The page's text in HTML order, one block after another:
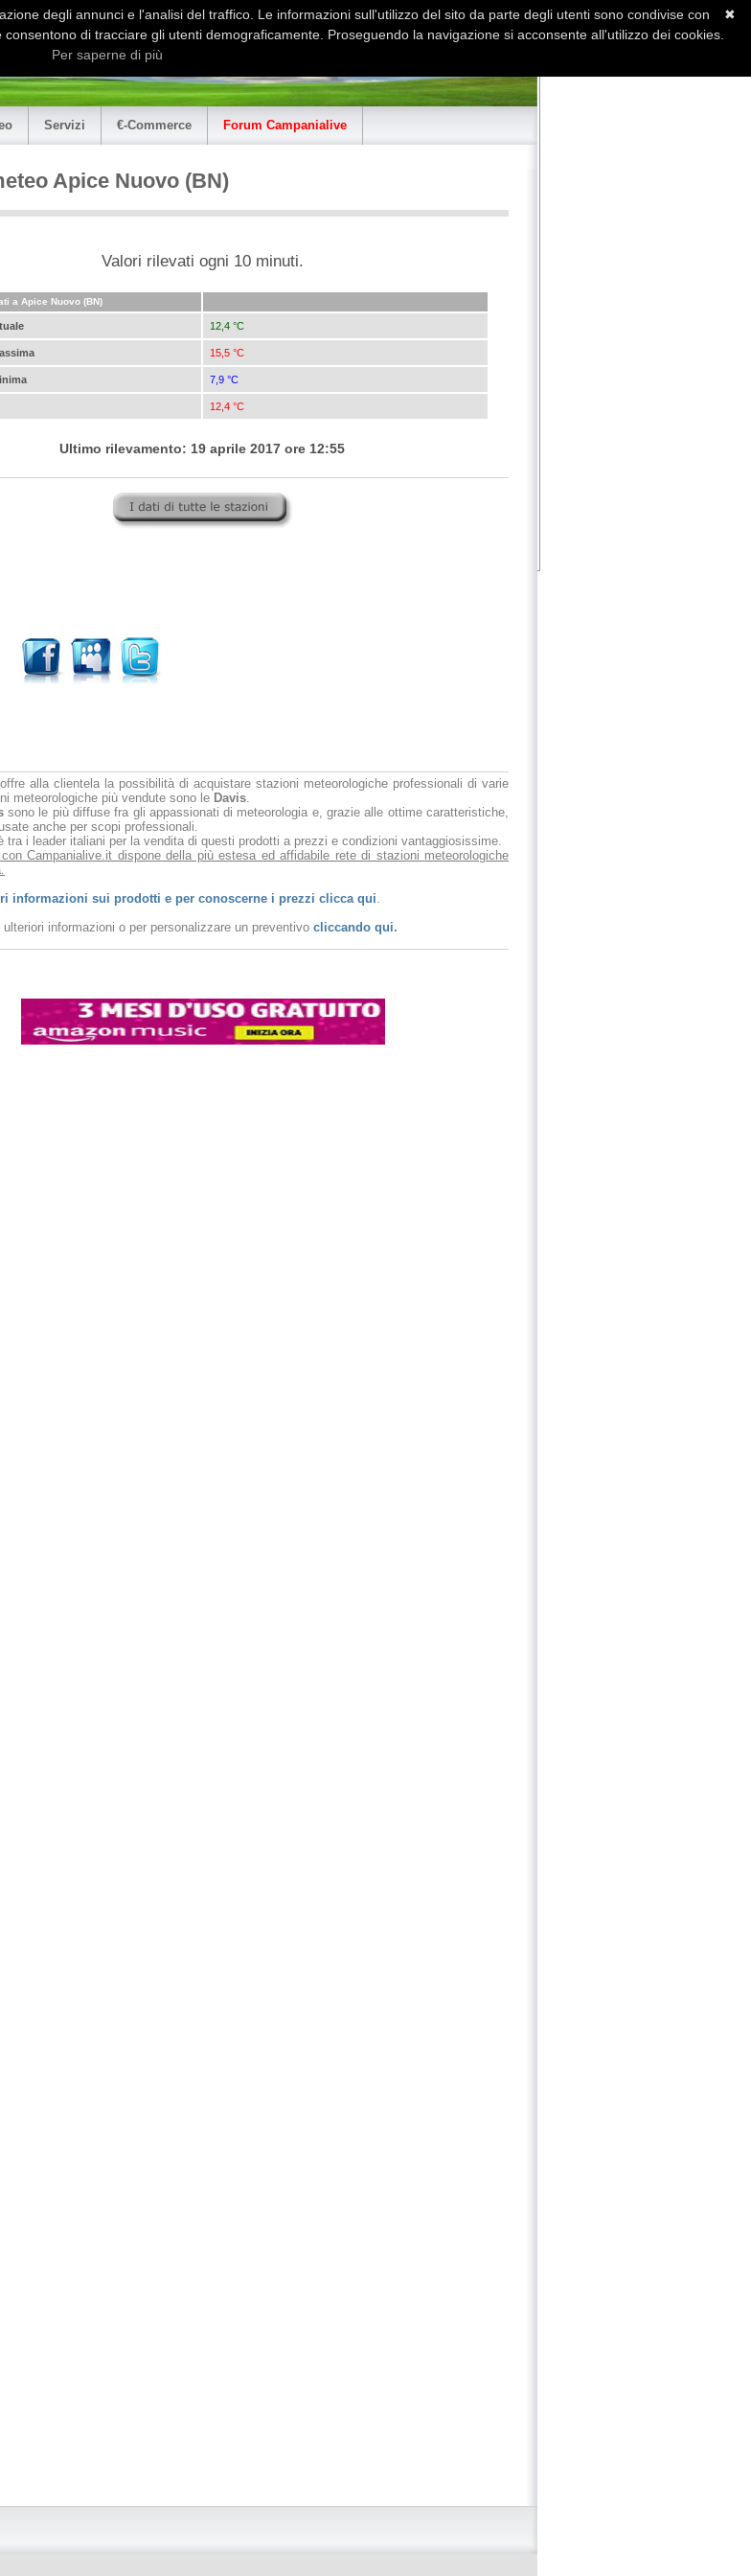
Servizi €-Commerce Forum Campanialive
Apice Nuovo (BN)
Valori rilevati ogni 10 minuti.
a Apice Nuovo (BN)
12,4 °C
15,5 °C
7,9 °C
12,4 °C
Ultimo rilevamento: 19 aprile 2017 ore 12:55
alla clientela la possibilità di acquistare stazioni meteorologiche professionali di varie
meteorologiche più vendute sono le Davis
sono le più diffuse fra gli appassionati di meteorologia e, grazie alle ottime caratteristiche,
anche per scopi professionali.
tra i leader italiani per la vendita di questi prodotti a prezzi e condizioni vantaggiosissime.
Campanialive.it dispone della più estesa ed affidabile rete di stazioni meteorologiche
informazioni sui prodotti e per conoscerne i prezzi clicca qui
informazioni o per personalizzare un preventivo cliccando qui.
✖
degli annunci e l'analisi del traffico. Le informazioni sull'utilizzo del sito da parte degli utenti sono condivise con
di tracciare gli utenti demograficamente. Proseguendo la navigazione si acconsente all'utilizzo dei cookies.
Per saperne di più